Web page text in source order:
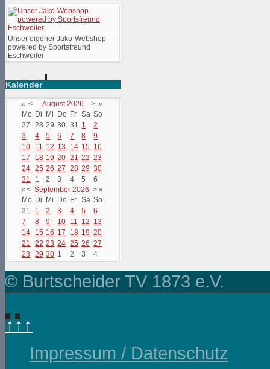
Unser eigener Jako-Webshop
powered by Sportsfreund
Eschweiler
Kalender
« < August 2026 > »
Mo Di Mi Do Fr Sa So
27
28 29 30 31 1
2
3
4 5 6 7 8
9
10
11 12 13 14 15 16
17
18 19 20 21 22 23
24 25 26 27 28 29 30
31
1 2 3 4 5
6
« < September 2026 > »
Mo Di Mi Do Fr Sa So
31
1 2 3 4 5
6
7
8 9 10 11 12 13
14
15 16 17 18 19 20
21
22 23 24 25 26 27
28 29 30 1 2 3 4
© Burtscheider TV 1873 e.V.
↑↑↑
Impressum / Datenschutz